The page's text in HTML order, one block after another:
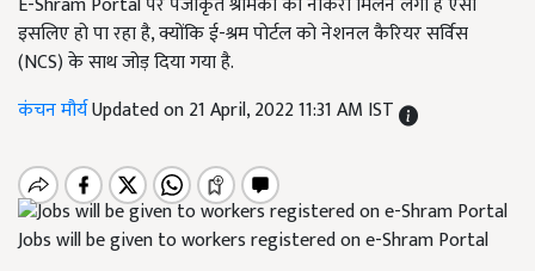
इसलिए हो पा रहा है, क्योंकि ई-श्रम पोर्टल को नेशनल कैरियर सर्विस
(NCS) के साथ जोड़ दिया गया है.
कंचन मौर्यUpdated on 21 April, 2022 11:31 AM IST
Jobs will be given to workers registered on e-Shram Portal